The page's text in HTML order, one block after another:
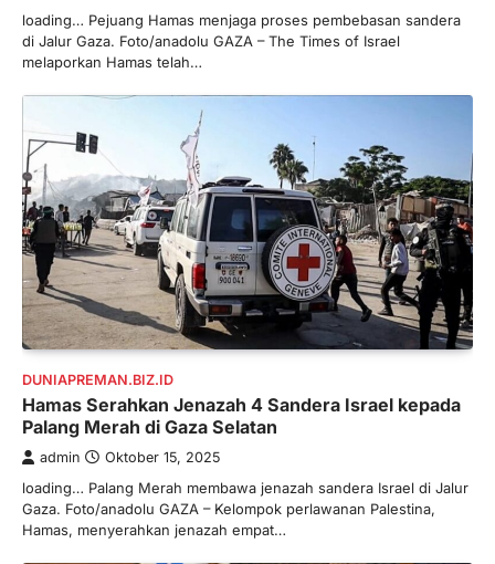
loading… Pejuang Hamas menjaga proses pembebasan sandera
di Jalur Gaza. Foto/anadolu GAZA – The Times of Israel
melaporkan Hamas telah…
DUNIAPREMAN.BIZ.ID
Hamas Serahkan Jenazah 4 Sandera Israel kepada
Palang Merah di Gaza Selatan
admin Oktober 15, 2025
loading… Palang Merah membawa jenazah sandera Israel di Jalur
Gaza. Foto/anadolu GAZA – Kelompok perlawanan Palestina,
Hamas, menyerahkan jenazah empat…